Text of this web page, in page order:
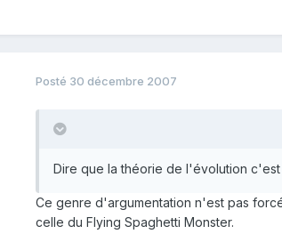
Posté 30 décembre 2007
Dire que la théorie de l'évolution
Ce genre d'argumentation n'est pas
celle du Flying Spaghetti Monster.